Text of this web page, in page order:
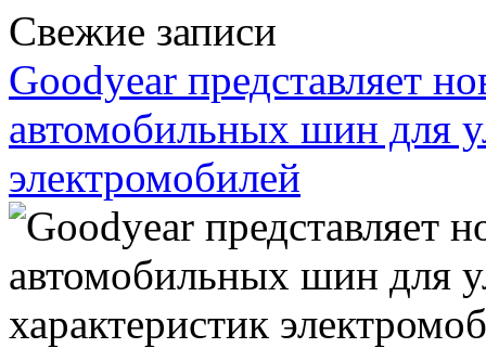
Свежие записи
Goodyear представляет
автомобильных шин для
электромобилей